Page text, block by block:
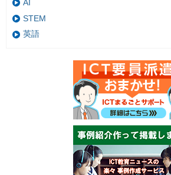
AI
STEM
英語